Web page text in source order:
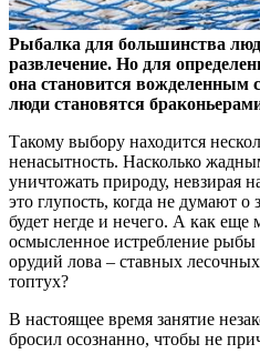
Рыбалка для большинства
развлечение. Но для
она становится
люди становятся
Такому выбору находится
ненасытность. Насколько
уничтожать природу, невзирая
это глупость, когда не думают о
будет негде и нечего. А как еще
осмысленное истребление
орудий лова – ставных
топтух?
В настоящее время занятие
бросил осознанно, чтобы не